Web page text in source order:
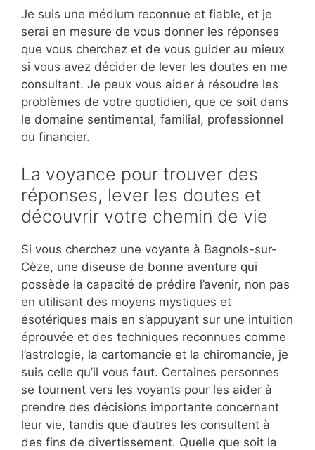
Je suis une médium reconnue et fiable, et je
serai en mesure de vous donner les réponses
que vous cherchez et de vous guider au mieux
si vous avez décider de lever les doutes en me
consultant. Je peux vous aider à résoudre les
problèmes de votre quotidien, que ce soit dans
le domaine sentimental, familial, professionnel
ou financier.
La voyance pour trouver des
réponses, lever les doutes et
découvrir votre chemin de vie
Si vous cherchez une voyante à Bagnols-sur-
Cèze, une diseuse de bonne aventure qui
possède la capacité de prédire l’avenir, non pas
en utilisant des moyens mystiques et
ésotériques mais en s’appuyant sur une intuition
éprouvée et des techniques reconnues comme
l’astrologie, la cartomancie et la chiromancie, je
suis celle qu’il vous faut. Certaines personnes
se tournent vers les voyants pour les aider à
prendre des décisions importante concernant
leur vie, tandis que d’autres les consultent à
des fins de divertissement. Quelle que soit la